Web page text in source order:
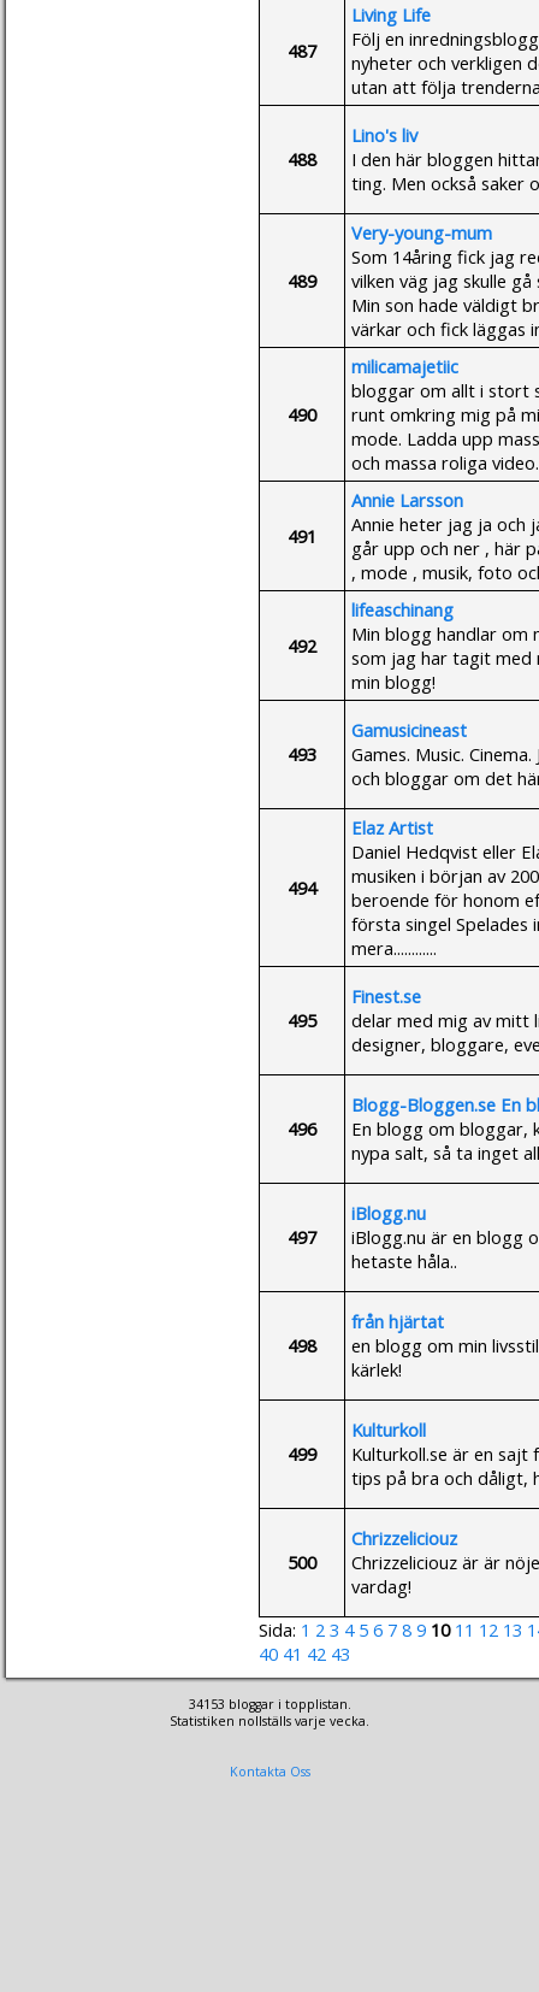
487
Living Life
Följ en
nyheter och verkligen
utan att följa
488
Lino's liv
I den här bloggen
ting. Men också saker
489
Very-young-mum
Som 14åring fick jag
vilken väg jag skulle
Min son hade väldigt
värkar och fick läggas
490
milicamajetiic
bloggar om allt i stort
runt omkring mig på
mode. Ladda upp
och massa roliga video.
491
Annie Larsson
Annie heter jag ja och
går upp och ner , här
, mode , musik, foto
492
lifeaschinang
Min blogg handlar om
som jag har tagit med
min blogg!
493
Gamusicineast
Games. Music.
och bloggar om det
494
Elaz Artist
Daniel Hedqvist eller
musiken i början av
beroende för honom
första singel Spelades
mera............
495
Finest.se
delar med mig av mitt
designer, bloggare,
496
Blogg-Bloggen.se En
En blogg om bloggar,
nypa salt, så ta inget
497
iBlogg.nu
iBlogg.nu är en blogg
hetaste håla..
498
från hjärtat
en blogg om min
kärlek!
499
Kulturkoll
Kulturkoll.se är en sajt
tips på bra och dåligt,
500
Chrizzeliciouz
Chrizzeliciouz är är
vardag!
Sida: 1 2 3 4 5 6 7 8 9 10 11 12 13
40 41 42 43
34153 bloggar i topplistan.
Statistiken nollställs varje vecka.
Kontakta Oss